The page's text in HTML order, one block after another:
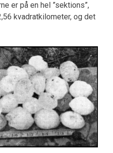
er på en hel ”sektions”,
kvadratkilometer, og det